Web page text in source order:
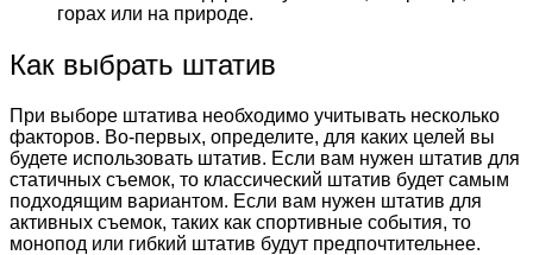
горах или на природе.
Как выбрать штатив
При выборе штатива необходимо учитывать несколько
факторов. Во-первых, определите, для каких целей вы
будете использовать штатив. Если вам нужен штатив для
статичных съемок, то классический штатив будет самым
подходящим вариантом. Если вам нужен штатив для
активных съемок, таких как спортивные события, то
монопод или гибкий штатив будут предпочтительнее.